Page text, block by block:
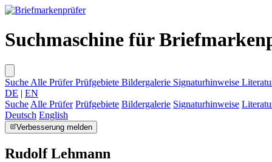
Suchmaschine für
Suche Alle PrüferPrüfgebiete Bildergalerie Signaturhinweise
DE | EN
Suche Alle Prüfer Prüfgebiete Bildergalerie Signaturhinweise
Deutsch English
Verbesserung melden
Rudolf Lehmann